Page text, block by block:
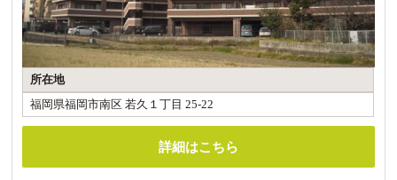
所在地
福岡県福岡市南区 若久１丁目 25-22
詳細はこちら